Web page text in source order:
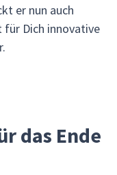
er nun auch
für Dich innovative
das Ende